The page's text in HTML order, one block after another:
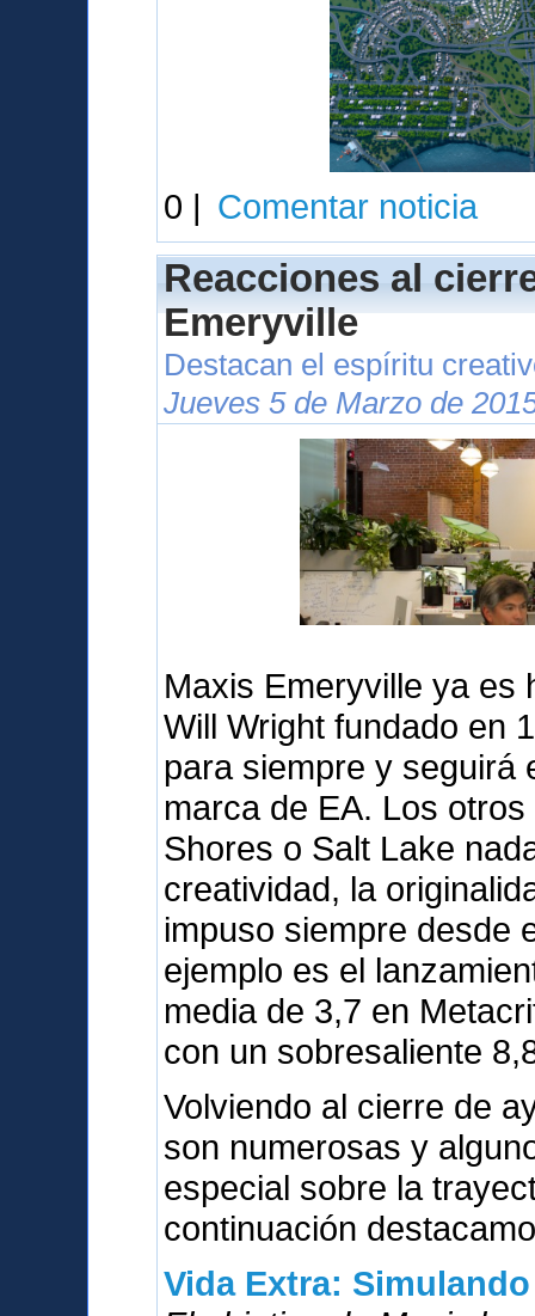
0 | Comentar noticia
Reacciones al
Emeryville
Destacan el espíritu
Jueves 5 de Marzo de
Maxis Emeryville ya es
Will Wright fundado en
para siempre y seguirá
marca de EA. Los
Shores o Salt Lake
creatividad, la
impuso siempre desde
ejemplo es el
media de 3,7 en
con un sobresaliente
Volviendo al cierre de
son numerosas y
especial sobre la
continuación
Vida Extra: